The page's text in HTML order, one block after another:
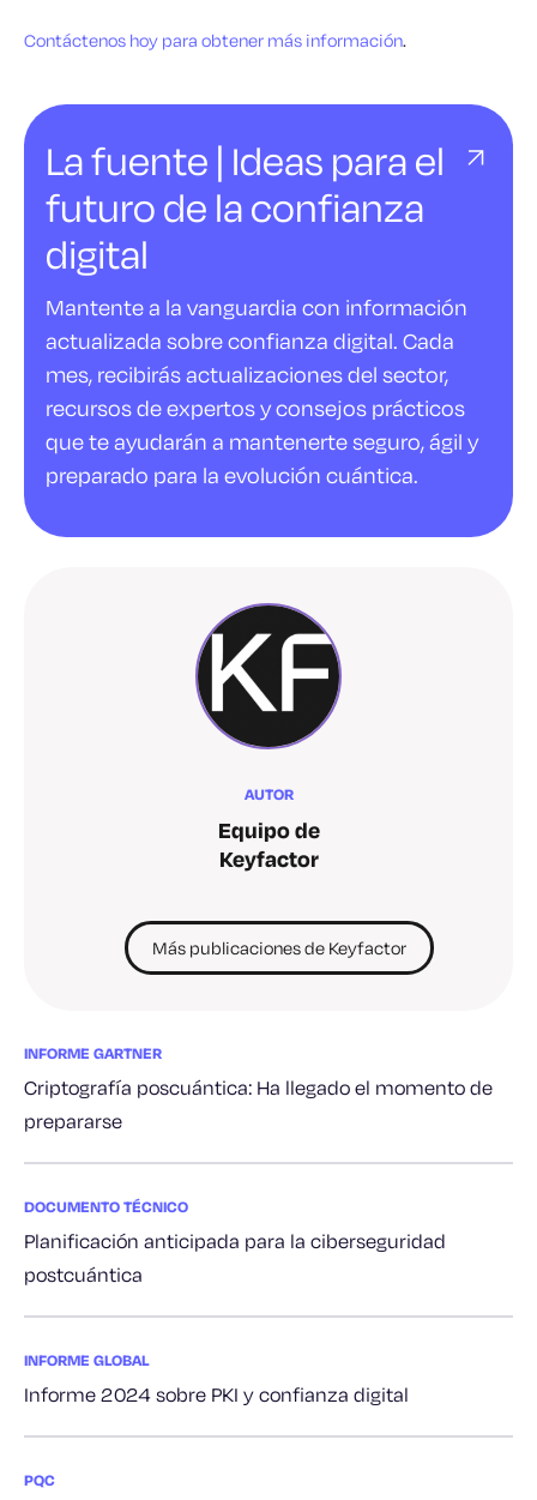
Contáctenos hoy para obtener más información.
La fuente | Ideas para el
futuro de la confianza
digital
Mantente a la vanguardia con información
actualizada sobre confianza digital. Cada
mes, recibirás actualizaciones del sector,
recursos de expertos y consejos prácticos
que te ayudarán a mantenerte seguro, ágil y
preparado para la evolución cuántica.
AUTOR
Equipo de
Keyfactor
Más publicaciones de Keyfactor
INFORME GARTNER
Criptografía poscuántica: Ha llegado el momento de
prepararse
DOCUMENTO TÉCNICO
Planificación anticipada para la ciberseguridad
postcuántica
INFORME GLOBAL
Informe 2024 sobre PKI y confianza digital
PQC